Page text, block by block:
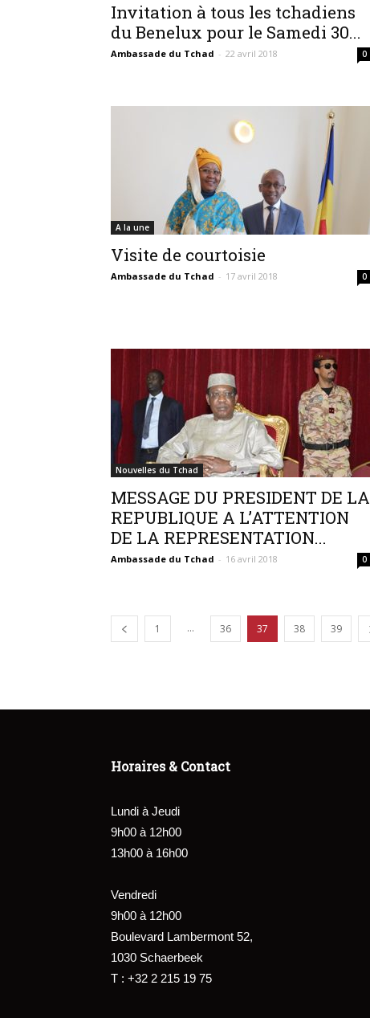
Invitation à tous les tchadiens
du Benelux pour le Samedi 30...
Ambassade du Tchad - 22 avril 2018 0
A la une
Visite de courtoisie
Ambassade du Tchad - 17 avril 2018 0
Nouvelles du Tchad
MESSAGE DU PRESIDENT DE LA
REPUBLIQUE A L’ATTENTION
DE LA REPRESENTATION...
Ambassade du Tchad - 16 avril 2018 0
1 ... 36 37 38 39
Horaires & Contact
Lundi à Jeudi
9h00 à 12h00
13h00 à 16h00
Vendredi
9h00 à 12h00
Boulevard Lambermont 52,
1030 Schaerbeek
T : +32 2 215 19 75